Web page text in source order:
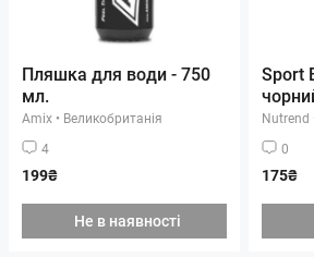
Пляшка для води - 750
мл.
Amix • Великобританія
4
199₴
Не в наявності
Sport
Nutrend
0
175₴